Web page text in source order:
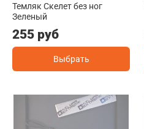
Темляк Скелет без ног
Зеленый
255 руб
Выбрать